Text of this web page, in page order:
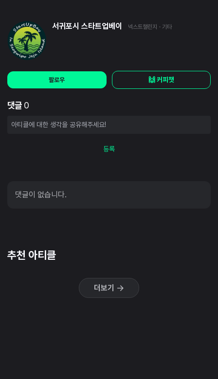
서귀포시 스타트업베이 넥스트챌린지 · 기타
팔로우 🙌 커피챗
댓글 0
등록
댓글이 없습니다.
추천 아티클
더보기